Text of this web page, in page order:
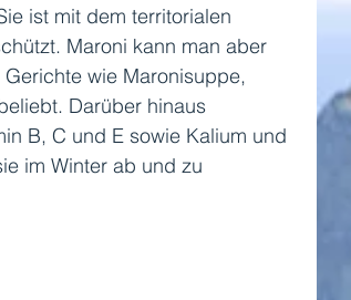
ist mit dem territorialen
Maroni kann man aber
wie Maronisuppe,
Darüber hinaus
B, C und E sowie Kalium und
im Winter ab und zu